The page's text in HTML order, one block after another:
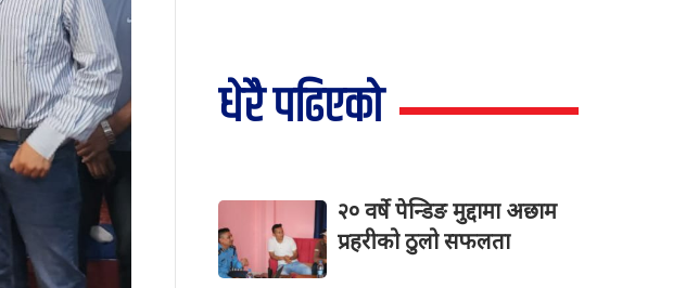
धेरै पढिएको
२० वर्षे पेन्डिङ मुद्दामा अछाम
प्रहरीको ठुलो सफलता